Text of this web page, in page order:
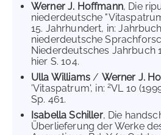
Werner J. Hoffmann, Die
niederdeutsche
15. Jahrhundert, in:
niederdeutsche
Niederdeutsches Jahrbuch
hier S. 104.
Ulla Williams / Werner J.
'Vitaspatrum', in:2VL 10
Sp. 461.
Isabella Schiller, Die
Überlieferung der Werke